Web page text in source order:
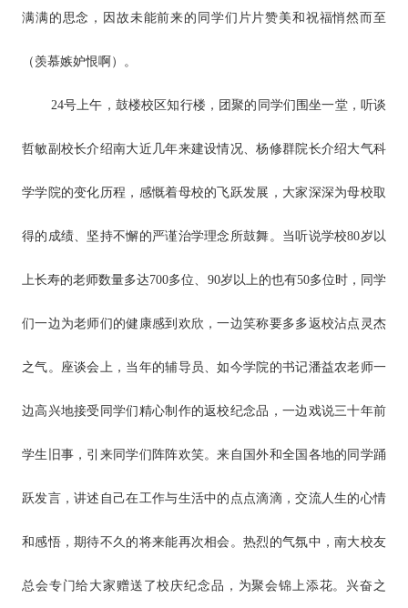
满满的思念，因故未能前来的同学们片片赞美和祝福悄然而至
（羡慕嫉妒恨啊）。
24号上午，鼓楼校区知行楼，团聚的同学们围坐一堂，听谈
哲敏副校长介绍南大近几年来建设情况、杨修群院长介绍大气科
学学院的变化历程，感慨着母校的飞跃发展，大家深深为母校取
得的成绩、坚持不懈的严谨治学理念所鼓舞。当听说学校80岁以
上长寿的老师数量多达700多位、90岁以上的也有50多位时，同学
们一边为老师们的健康感到欢欣，一边笑称要多多返校沾点灵杰
之气。座谈会上，当年的辅导员、如今学院的书记潘益农老师一
边高兴地接受同学们精心制作的返校纪念品，一边戏说三十年前
学生旧事，引来同学们阵阵欢笑。来自国外和全国各地的同学踊
跃发言，讲述自己在工作与生活中的点点滴滴，交流人生的心情
和感悟，期待不久的将来能再次相会。热烈的气氛中，南大校友
总会专门给大家赠送了校庆纪念品，为聚会锦上添花。兴奋之